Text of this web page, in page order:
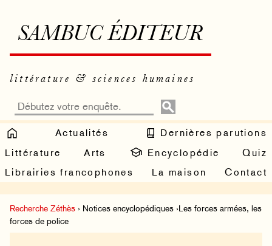
SAMBUC ÉDITEUR
littérature & sciences humaines
Actualités
Dernières parutions
Littérature
Arts Encyclopédie
Quiz
Librairies francophones
La maison Contact
Recherche Zéthès › Notices encyclopédiques ›Les forces armées, les
forces de police